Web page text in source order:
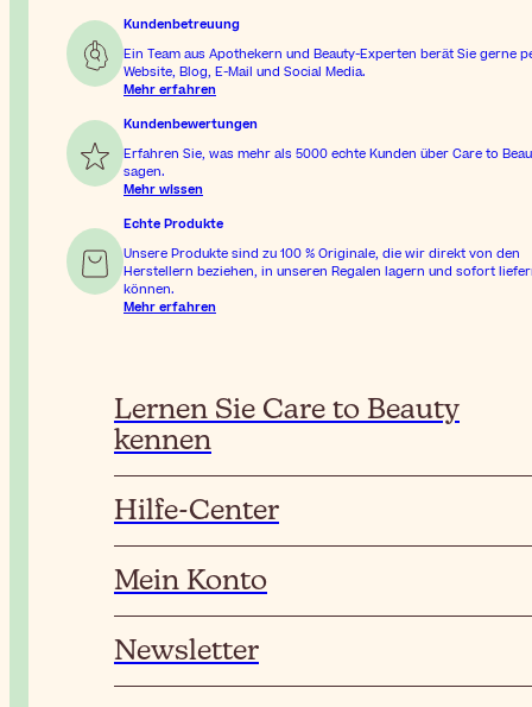
Kundenbetreuung
Ein Team aus Apothekern und Beauty-Experten berät Sie gerne
Website, Blog, E-Mail und Social Media.
Mehr erfahren
Kundenbewertungen
Erfahren Sie, was mehr als 5000 echte Kunden über Care to
sagen.
Mehr wissen
Echte Produkte
Unsere Produkte sind zu 100 % Originale, die wir direkt von den
Herstellern beziehen, in unseren Regalen lagern und sofort
können.
Mehr erfahren
Lernen Sie Care to Beauty
kennen
Hilfe-Center
Mein Konto
Newsletter